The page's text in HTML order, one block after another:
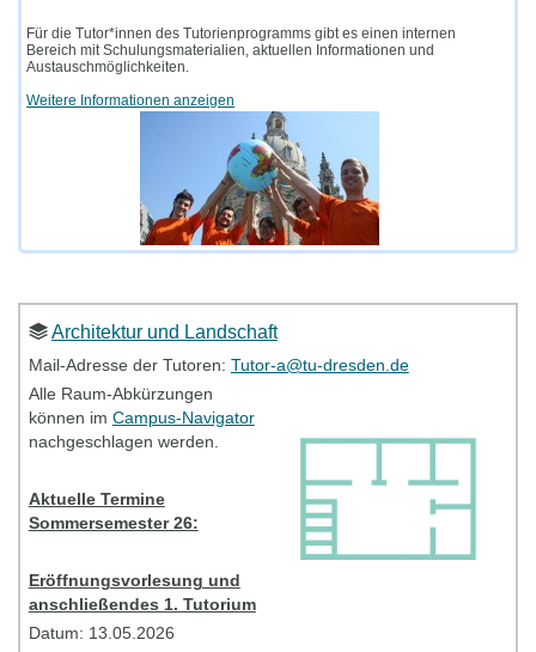
Für die Tutor*innen des Tutorienprogramms gibt es einen internen
Bereich mit Schulungsmaterialien, aktuellen Informationen und
Austauschmöglichkeiten.
Weitere Informationen anzeigen
Architektur und Landschaft
Mail-Adresse der Tutoren: Tutor-a@tu-dresden.de
Alle Raum-Abkürzungen
können im Campus-Navigator
nachgeschlagen werden.
Aktuelle Termine
Sommersemester 26:
Eröffnungsvorlesung und
anschließendes 1. Tutorium
Datum: 13.05.2026